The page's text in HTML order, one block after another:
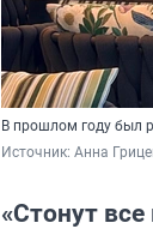
В прошлом году был
Источник: Анна
«Стонут все